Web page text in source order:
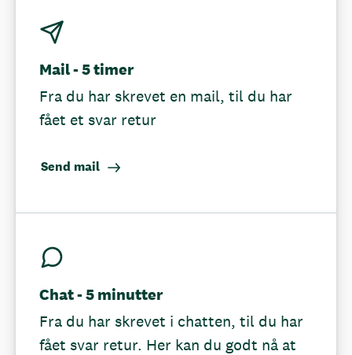
Mail - 5 timer
Fra du har skrevet en mail, til du har
fået et svar retur
Send mail
Chat - 5 minutter
Fra du har skrevet i chatten, til du har
fået svar retur. Her kan du godt nå at